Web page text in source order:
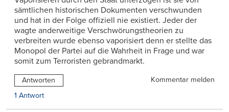
sämtlichen historischen Dokumenten verschwunden
und hat in der Folge offiziell nie existiert. Jeder der
wagte anderweitige Verschwörungstheorien zu
verbreiten wurde ebenso vaporisiert denn er stellte das
Monopol der Partei auf die Wahrheit in Frage und war
somit zum Terroristen gebrandmarkt.
Antworten
Kommentar melden
1 Antwort